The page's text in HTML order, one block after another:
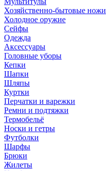
Хозяйственно-бытовые ножи
Холодное оружие
Сейфы
Одежда
Аксессуары
Головные уборы
Кепки
Шапки
Шляпы
Куртки
Перчатки и варежки
Ремни и подтяжки
Термобельё
Носки и гетры
Футболки
Шарфы
Брюки
Жилеты